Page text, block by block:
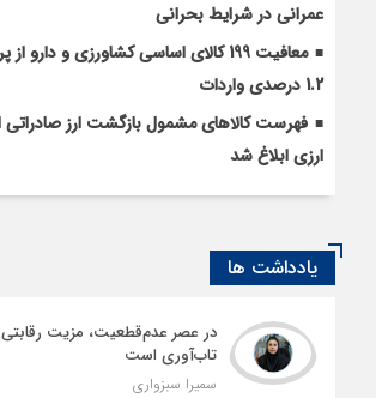
عمرانی در شرایط بحرانی
معافیت 199 کالای اساسی کشاورزی و
1.2 درصدی واردات
فهرست کالاهای مشمول بازگشت ارز صادراتی
ارزی ابلاغ شد
یادداشت ها
در عصر عدم‌قطعیت، مزیت رقابتی
تاب‌آوری است
سمیرا سبزواری